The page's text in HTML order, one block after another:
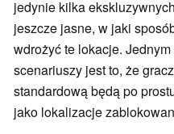
jedynie kilka
jeszcze jasne, w jaki
wdrożyć te lokacje.
scenariuszy jest to, że
standardową będą po
jako lokalizacje